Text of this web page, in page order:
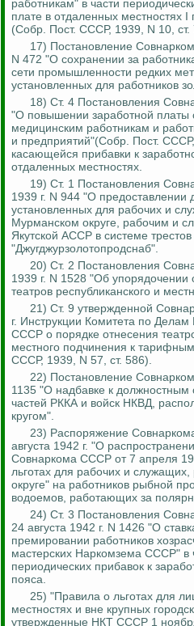
работникам" в части
плате в отдаленных местностях
(Собр. Пост. СССР, 1939, N 10, ст.
17) Постановление
N 472 "О сохранении за
сети промышленности редких
установленных для работников
18) Ст. 4 Постановления
"О повышении заработной
медицинским работникам и
и предприятий"(Собр. Пост. СССР,
касающейся прибавки к
отдаленных местностях.
19) Ст. 1 Постановления
1939 г. N 944 "О предоставлении
установленных для рабочих и
Мурманском округе, рабочим и
Якутской АССР в системе трестов
"Джугджурзолотопродснаб".
20) Ст. 2 Постановления
1939 г. N 1528 "Об упорядочении
театров республиканского и
21) Ст. 9 утвержденной
г. Инструкции Комитета по Делам
СССР о порядке отнесения
местного подчинения к
СССР, 1939, N 57, ст. 586).
22) Постановление
1135 "О надбавке к
частей РККА и войск НКВД,
кругом".
23) Распоряжение
августа 1942 г. "О
Совнаркома СССР от 7 апреля
льготах для рабочих и
округе" на работников рыбной
водоемов, работающих за
24) Ст. 3 Постановления
24 августа 1942 г. N 1426 "О
премировании работников
мастерских Наркомзема СССР" в
периодических прибавок к
пояса.
25) "Правила о льготах для
местностях и вне крупных
утвержденные НКТ СССР 1